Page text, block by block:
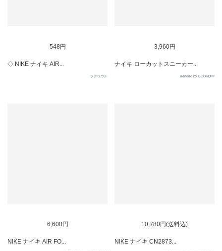
548円
◇ NIKE ナイキ AIR...
フクワウチ
3,960円
ナイキ ローカットスニーカー...
Rehello by BOOKOFF
6,600円
NIKE ナイキ AIR FO...
10,780円(送料込)
NIKE ナイキ CN2873...